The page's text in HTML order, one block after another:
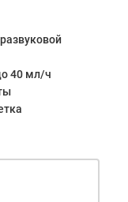
40 мл/ч